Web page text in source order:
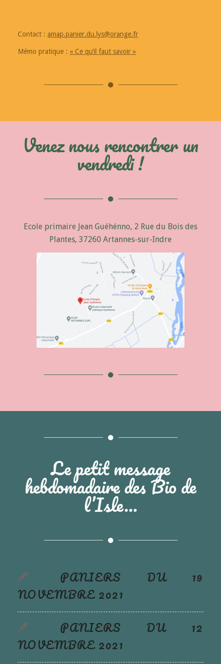
Contact : amap.panier.du.lys@orange.fr
Mémo pratique : « Ce qu’il faut savoir »
Venez nous rencontrer un
vendredi !
Ecole primaire Jean Guéhénno, 2 Rue du Bois des
Plantes, 37260 Artannes-sur-Indre
Le petit message
hebdomadaire des Bio de
l’Isle…
PANIERS DU 19
NOVEMBRE 2021
PANIERS DU 12
NOVEMBRE 2021